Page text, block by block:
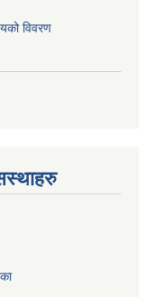
विवरण